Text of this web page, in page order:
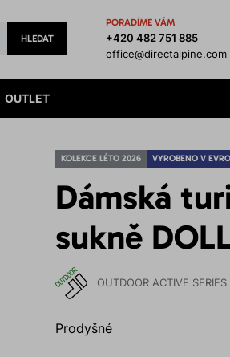
HLEDAT
PORADÍME VÁM
+420 482 751 885
office@directalpine.com
OUTLET
KOLEKCE LÉTO 2026 VYROBENO V
Dámská
sukně
OUTDOOR ACTIVE SERIES
Prodyšné